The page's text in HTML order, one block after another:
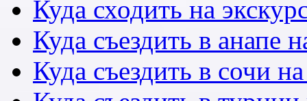
Куда сходить на
Куда съездить в анапе
Куда съездить в сочи